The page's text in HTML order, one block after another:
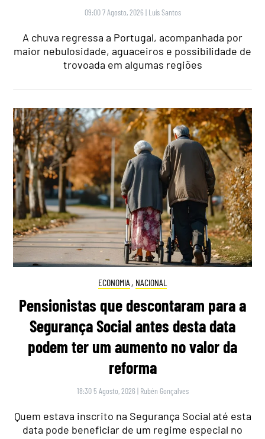
09:00 7 Agosto, 2026 | Luís Santos
A chuva regressa a Portugal, acompanhada por
maior nebulosidade, aguaceiros e possibilidade de
trovoada em algumas regiões
ECONOMIA , NACIONAL
Pensionistas que descontaram para a
Segurança Social antes desta data
podem ter um aumento no valor da
reforma
18:30 5 Agosto, 2026 | Rubén Gonçalves
Quem estava inscrito na Segurança Social até esta
data pode beneficiar de um regime especial no